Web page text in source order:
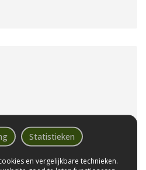
Statistieken
en vergelijkbare technieken.